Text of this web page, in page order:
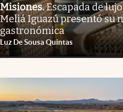
Misiones.Escapada de
Meliá Iguazú presentó su
gastronómica
Luz De Sousa Quintas